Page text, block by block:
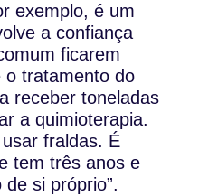
exemplo, é um
a confiança
ficarem
o tratamento do
receber toneladas
a quimioterapia.
fraldas. É
tem três anos e
si próprio”.